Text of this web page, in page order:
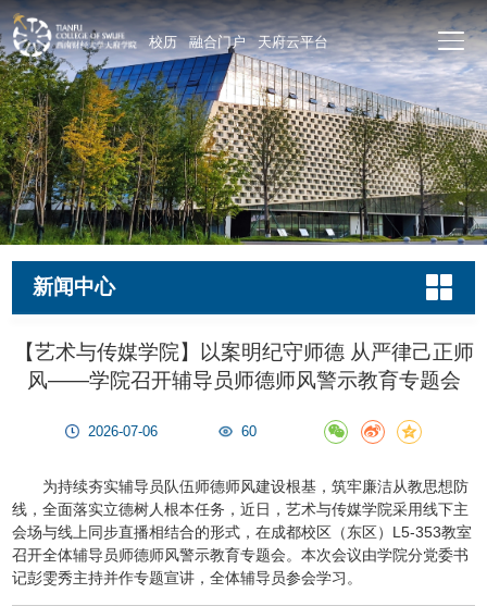
校历 融合门户 天府云平台
新闻中心
【艺术与传媒学院】以案明纪守师德 从严律己正师
风——学院召开辅导员师德师风警示教育专题会
2026-07-06 60
为持续夯实辅导员队伍师德师风建设根基，筑牢廉洁从教思想防
线，全面落实立德树人根本任务，近日，艺术与传媒学院采用线下主
会场与线上同步直播相结合的形式，在成都校区（东区）L5-353教室
召开全体辅导员师德师风警示教育专题会。本次会议由学院分党委书
记彭雯秀主持并作专题宣讲，全体辅导员参会学习。